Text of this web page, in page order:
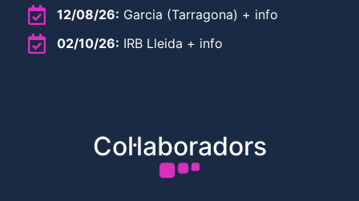
12/08/26: Garcia (Tarragona) + info
02/10/26: IRB Lleida + info
Col·laboradors